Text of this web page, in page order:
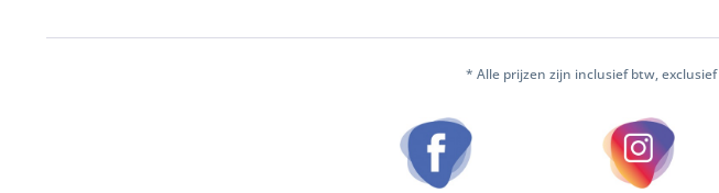
* Alle prijzen zijn inclusief btw, exclusief